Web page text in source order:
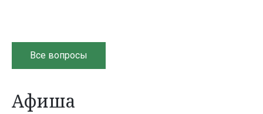
Все вопросы
Афиша